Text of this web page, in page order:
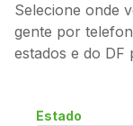
Selecione onde
gente por
estados e do
Estado